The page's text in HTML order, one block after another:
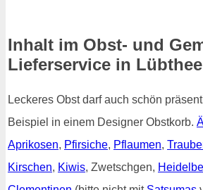
Inhalt im Obst- und
Lieferservice in
Leckeres Obst darf auch schön
Beispiel in einem Designer Obstkorb.
Aprikosen, Pfirsiche, Pflaumen,
Kirschen, Kiwis, Zwetschgen,